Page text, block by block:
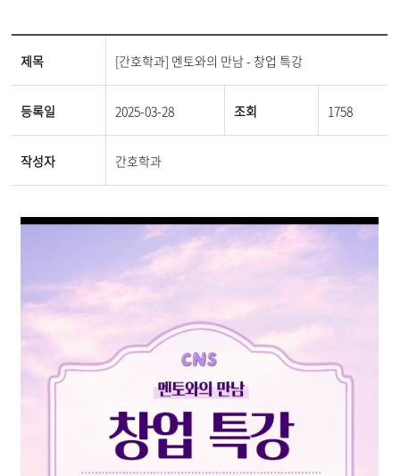
제목 [간호학과] 멘토와의 만남 - 창업 특강
등록일 2025-03-28 조회 1758
작성자 간호학과